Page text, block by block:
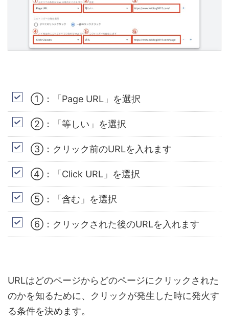
①：「Page URL」を選択
②：「等しい」を選択
③： クリック前のURLを入れます
④：「Click URL」を選択
⑤：「含む」を選択
⑥：クリックされた後のURLを入れます
URLはどのページからどのページにクリックされた
のかを知るために、クリックが発生した時に発火す
る条件を決めます。